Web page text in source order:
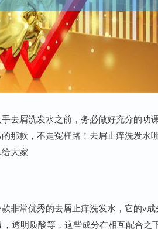
去屑洗发水之前，务必做好充分的功
那款，不走冤枉路！去屑止痒洗发水
大家
非常优秀的去屑止痒洗发水，它的v
透明质酸等，这些成分在相互配合之